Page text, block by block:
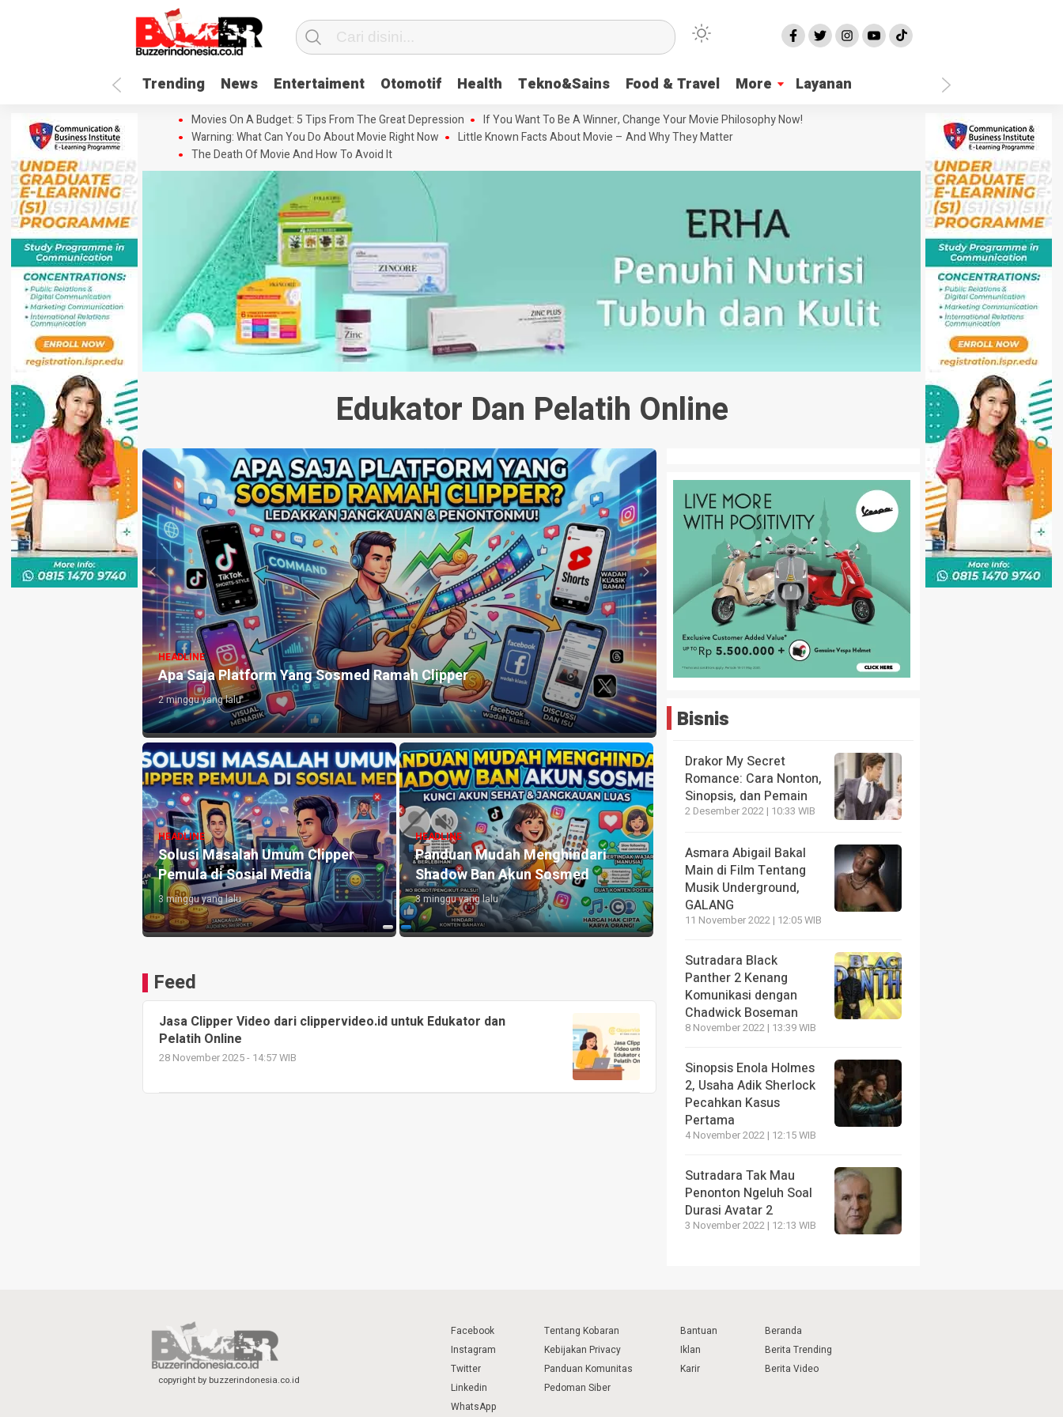
Trending News Entertaiment Otomotif Health Tekno&Sains Food & Travel More Layanan
Movies On A Budget: 5 Tips From The Great Depression
If You Want To Be A Winner, Change Your Movie Philosophy Now!
Warning: What Can You Do About Movie Right Now
Little Known Facts About Movie – And Why They Matter
The Death Of Movie And How To Avoid It
Edukator Dan Pelatih Online
HEADLINE
Apa Saja Platform Yang Sosmed Ramah Clipper
2 minggu yang lalu
HEADLINE
Solusi Masalah Umum Clipper
Pemula di Sosial Media
3 minggu yang lalu
HEADLINE
Panduan Mudah Menghindari
Shadow Ban Akun Sosmed
3 minggu yang lalu
HEADLINE
Cara Mengetahui Apa Itu Perbedaan UGC dan Clipper
Memahami Apa Itu UGC Dengan
Mudah
2 minggu yang lalu
Feed
Jasa Clipper Video dari clippervideo.id untuk Edukator dan
Pelatih Online
28 November 2025 - 14:57 WIB
Bisnis
Drakor My Secret
Romance: Cara Nonton,
Sinopsis, dan Pemain
2 Desember 2022 | 10:33 WIB
Asmara Abigail Bakal
Main di Film Tentang
Musik Underground,
GALANG
11 November 2022 | 12:05 WIB
Sutradara Black
Panther 2 Kenang
Komunikasi dengan
Chadwick Boseman
8 November 2022 | 13:39 WIB
Sinopsis Enola Holmes
2, Usaha Adik Sherlock
Pecahkan Kasus
Pertama
4 November 2022 | 12:15 WIB
Sutradara Tak Mau
Penonton Ngeluh Soal
Durasi Avatar 2
3 November 2022 | 12:13 WIB
copyright by buzzerindonesia.co.id
Facebook
Instagram
Twitter
Linkedin
WhatsApp
Tentang Kobaran
Kebijakan Privacy
Panduan Komunitas
Pedoman Siber
Bantuan
Iklan
Karir
Beranda
Berita Trending
Berita Video